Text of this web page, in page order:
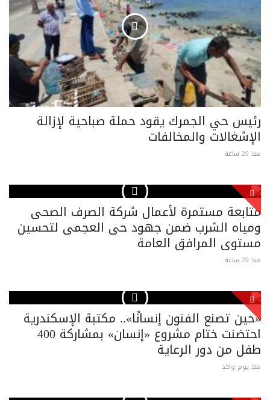
رئيس حي الجمرك يقود حملة صباحية لإزالة
الإشغالات والمخالفات
منذ 20 ساعة
متابعة مستمرة لأعمال شركة الصرف الصحى
ومياه الشرب ضمن جهود حى العجمى لتحسين
مستوى المرافق العامة
منذ 20 ساعة
«حين تصنع الفنون إنسانًا».. مكتبة الإسكندرية
احتضنت ختام مشروع «إنسان» بمشاركة 400
طفل من دور الرعاية
منذ يوم واحد